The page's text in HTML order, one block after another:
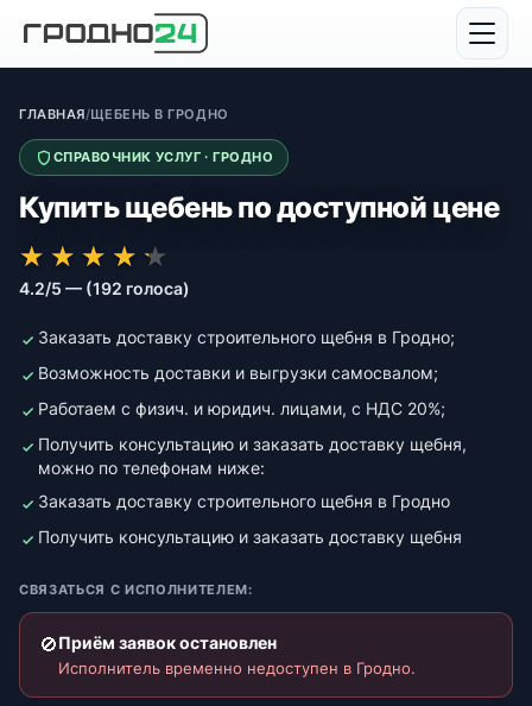
ГЛАВНАЯ/ЩЕБЕНЬ В ГРОДНО
СПРАВОЧНИК УСЛУГ · ГРОДНО
Купить щебень по доступной цене
★★★★★
★★★★★
★ ★ ★ ★ ★
4.2/5 — (192 голоса)
Заказать доставку строительного щебня в Гродно;
Возможность доставки и выгрузки самосвалом;
Работаем с физич. и юридич. лицами, с НДС 20%;
Получить консультацию и заказать доставку щебня,
можно по телефонам ниже:
Заказать доставку строительного щебня в Гродно
Получить консультацию и заказать доставку щебня
СВЯЗАТЬСЯ С ИСПОЛНИТЕЛЕМ:
🚫Приём заявок остановлен
Исполнитель временно недоступен в Гродно.